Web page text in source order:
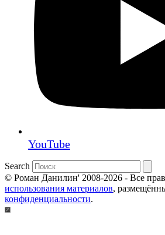
YouTube
Search
© Роман Данилин' 2008-2026 - Все
использования материалов,
конфиденциальности.